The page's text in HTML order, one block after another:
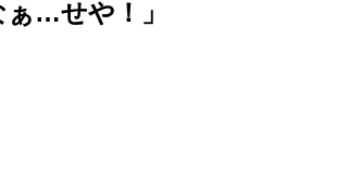
ぁ…せや！」